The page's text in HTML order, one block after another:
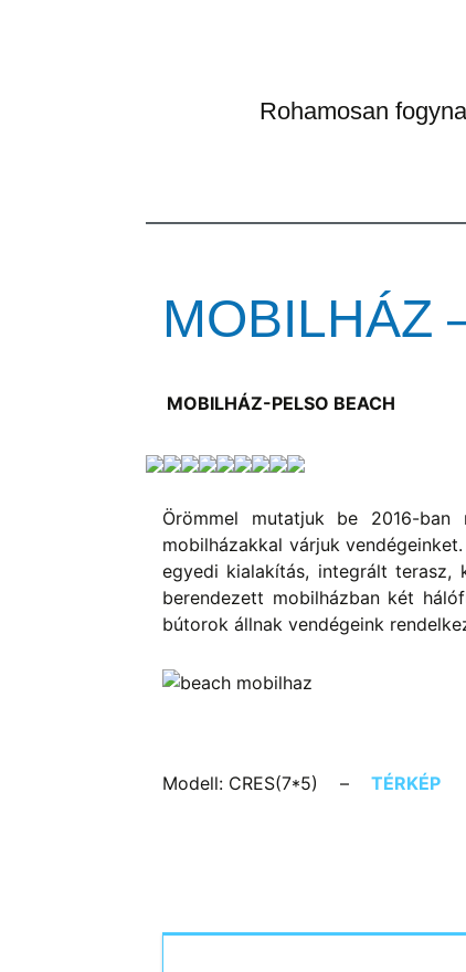
Rohamosan
MOBILHÁZ
MOBILHÁZ-PELSO BEACH
Örömmel mutatjuk be 2016-ban
mobilházakkal várjuk
egyedi kialakítás, integrált terasz,
berendezett mobilházban két
bútorok állnak vendégeink
Modell: CRES(7*5) – TÉRKÉP